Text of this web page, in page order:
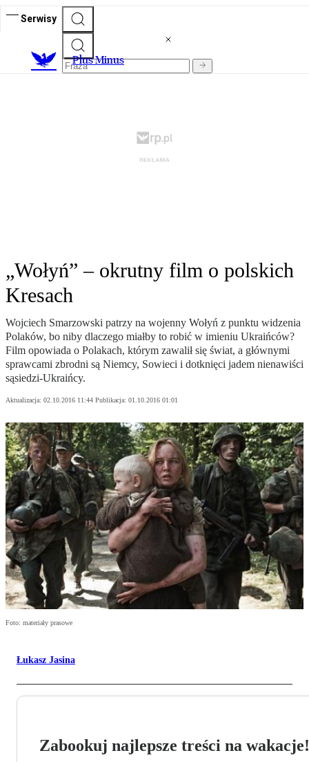
Serwisy
Plus Minus
„Wołyń” – okrutny film o polskich
Kresach
Wojciech Smarzowski patrzy na wojenny Wołyń z punktu widzenia
Polaków, bo niby dlaczego miałby to robić w imieniu Ukraińców?
Film opowiada o Polakach, którym zawalił się świat, a głównymi
sprawcami zbrodni są Niemcy, Sowieci i dotknięci jadem nienawiści
sąsiedzi-Ukraińcy.
Aktualizacja: 02.10.2016 11:44 Publikacja: 01.10.2016 01:01
Foto: materiały prasowe
Łukasz Jasina
Zabookuj najlepsze treści na wakacje!